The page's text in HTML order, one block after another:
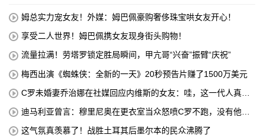
姆总实力宠女友！外媒：姆巴佩豪购奢侈珠宝哄女友开心！
享受二人世界！姆巴佩携女友现身街头购物！
流量拉满！劳塔罗锁定胜局瞬间，甲亢哥“兴奋”振臂“庆祝”
梅西出演《蜘蛛侠：全新的一天》20秒预告片赚了1500万美元
C罗未婚妻乔治娜在社媒回应内维斯的女友：哇，这一代人真劲
迪马利亚曾言：穆里尼奥在更衣室当众怒喷C罗不跑，没有他不
这气氛真羡慕了！战胜土耳其后墨尔本的民众沸腾了